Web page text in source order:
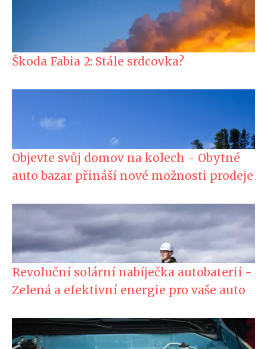
Škoda Fabia 2: Stále srdcovka?
Objevte svůj domov na kolech - Obytné
auto bazar přináší nové možnosti prodeje
Revoluční solární nabíječka autobaterií -
Zelená a efektivní energie pro vaše auto